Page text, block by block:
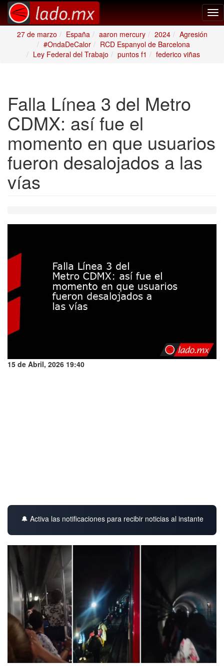
27 de marzo
España aaron mercury 2024
Agresión
#OndaDeCalor
RCD Espanyol de Barcelona
Ley Federal del Trabajo
puntos f1 federico viñas
Falla Línea 3 del Metro
CDMX: así fue el
momento en que usuarios
fueron desalojados a las
vías
15 de Abril, 2026 19:40
🔔 Activa las notificaciones para recibir noticias al instante